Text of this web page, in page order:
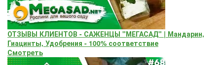
ОТЗЫВЫ КЛИЕНТОВ - САЖЕНЦЫ "МЕГАСАД" | Мандарин,
Гиацинты, Удобрения - 100% соответствие
Смотреть